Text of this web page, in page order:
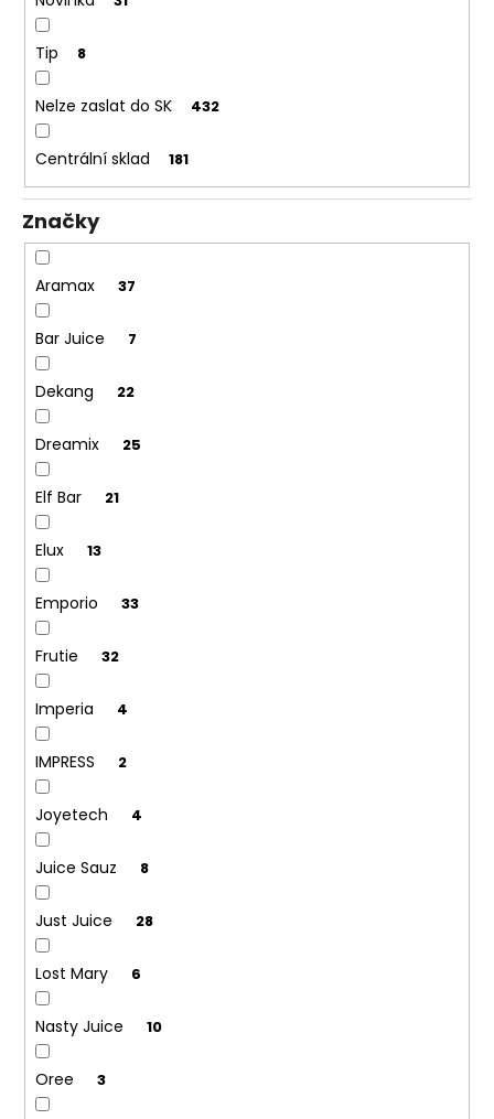
Tip 8
Nelze zaslat do SK 432
Centrální sklad 181
Značky
Aramax 37
Bar Juice 7
Dekang 22
Dreamix 25
Elf Bar 21
Elux 13
Emporio 33
Frutie 32
Imperia 4
IMPRESS 2
Joyetech 4
Juice Sauz 8
Just Juice 28
Lost Mary 6
Nasty Juice 10
Oree 3
u
m
ELF
BAR
ELFLIQ
-
SALT
E-
LIQUID
BLUEBERRY
10ML
10MG
185
Kč
Původně:
245
Kč